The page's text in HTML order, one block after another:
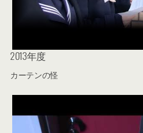
2013年度
カーテンの怪